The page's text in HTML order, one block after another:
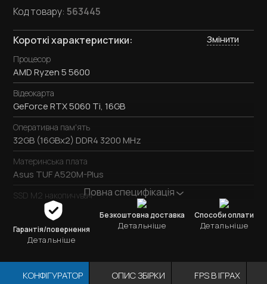
Код товару: 563445
Короткі характеристики: Змінити
Процесор
AMD Ryzen 5 5600
Відеокарта
GeForce RTX 5060 Ti, 16GB
Оперативна пам'ять
32GB (16GBx2) DDR4 3200 MHz
Материнська плата
Asus TUF A520M-Plus
SSD M2 накопичувач
SSD M.2 1TB / Kingston NV3
Охолодження процесора
ID-Cooling SE-224-XTS
Блок живлення
600W / DeepCool PF600
Повна специфікація
Гарантія/повернення
Детальніше
Безкоштовна доставка
Детальніше
Способи оплати
Детальніше
КОНФІГУРАТОР ОПИС ЗБІРКИ FPS В ІГРАХ